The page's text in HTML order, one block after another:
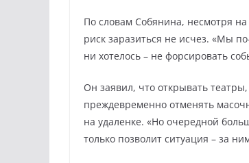
По словам Собянина, несмотря
риск заразиться не исчез. «Мы
ни хотелось – не форсировать
Он заявил, что открывать
преждевременно отменять
на удаленке. «Но очередной
только позволит ситуация – за